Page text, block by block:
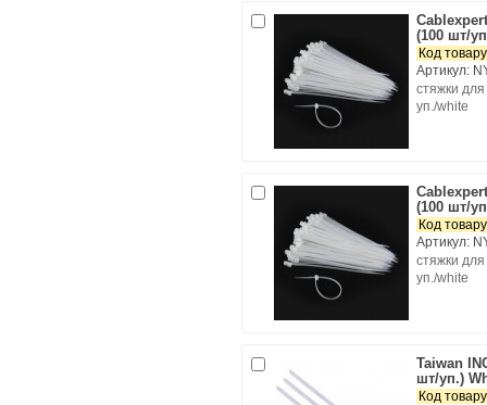
(100 шт/
Код
Артикул:
cтяжки
уп./white
(100 шт/
Код
Артикул:
cтяжки
уп./white
Taiwan
шт/уп.)
Код